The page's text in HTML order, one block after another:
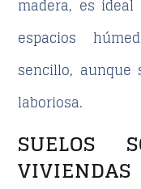
madera, es ideal
espacios
sencillo, aunque
laboriosa.
SUELOS
VIVIENDAS